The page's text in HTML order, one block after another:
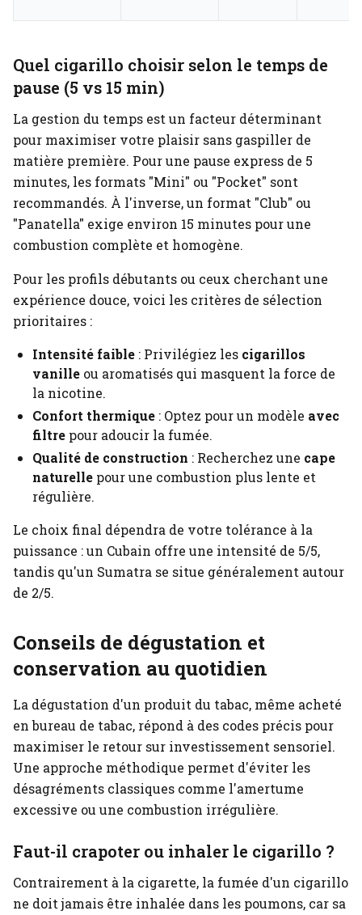
Quel cigarillo choisir selon le temps de
pause (5 vs 15 min)
La gestion du temps est un facteur déterminant
pour maximiser votre plaisir sans gaspiller de
matière première. Pour une pause express de 5
minutes, les formats "Mini" ou "Pocket" sont
recommandés. À l'inverse, un format "Club" ou
"Panatella" exige environ 15 minutes pour une
combustion complète et homogène.
Pour les profils débutants ou ceux cherchant une
expérience douce, voici les critères de sélection
prioritaires :
Intensité faible : Privilégiez les cigarillos
vanille ou aromatisés qui masquent la force de
la nicotine.
Confort thermique : Optez pour un modèle avec
filtre pour adoucir la fumée.
Qualité de construction : Recherchez une cape
naturelle pour une combustion plus lente et
régulière.
Le choix final dépendra de votre tolérance à la
puissance : un Cubain offre une intensité de 5/5,
tandis qu'un Sumatra se situe généralement autour
de 2/5.
Conseils de dégustation et
conservation au quotidien
La dégustation d'un produit du tabac, même acheté
en bureau de tabac, répond à des codes précis pour
maximiser le retour sur investissement sensoriel.
Une approche méthodique permet d'éviter les
désagréments classiques comme l'amertume
excessive ou une combustion irrégulière.
Faut-il crapoter ou inhaler le cigarillo ?
Contrairement à la cigarette, la fumée d'un cigarillo
ne doit jamais être inhalée dans les poumons, car sa